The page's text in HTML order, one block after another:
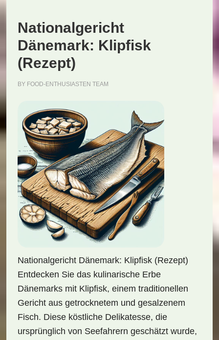
Nationalgericht
Dänemark: Klipfisk
(Rezept)
BY FOOD-ENTHUSIASTEN TEAM
Nationalgericht Dänemark: Klipfisk (Rezept)
Entdecken Sie das kulinarische Erbe
Dänemarks mit Klipfisk, einem traditionellen
Gericht aus getrocknetem und gesalzenem
Fisch. Diese köstliche Delikatesse, die
ursprünglich von Seefahrern geschätzt wurde,